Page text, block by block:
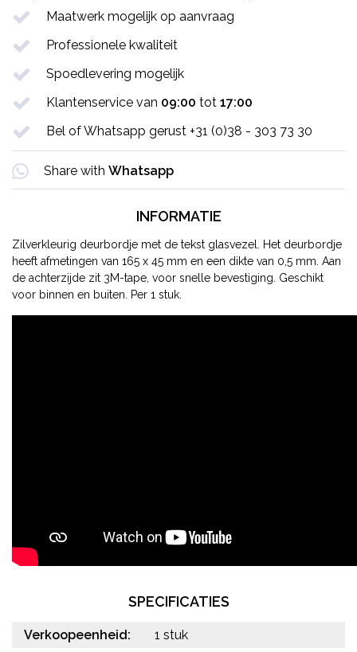
Maatwerk mogelijk op aanvraag
Professionele kwaliteit
Spoedlevering mogelijk
Klantenservice van 09:00 tot 17:00
Bel of Whatsapp gerust +31 (0)38 - 303 73 30
Share with Whatsapp
INFORMATIE
Zilverkleurig deurbordje met de tekst glasvezel. Het deurbordje
heeft afmetingen van 165 x 45 mm en een dikte van 0,5 mm. Aan
de achterzijde zit 3M-tape, voor snelle bevestiging. Geschikt
voor binnen en buiten. Per 1 stuk.
SPECIFICATIES
Verkoopeenheid:
1 stuk